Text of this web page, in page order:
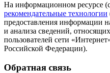
На информационном ресурсе
рекомендательные технологии
предоставления информации
и анализа сведений,
пользователей сети
Российской Федерации).
Обратная связь